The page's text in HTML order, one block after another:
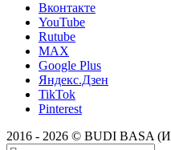
Вконтакте
YouTube
Rutube
MAX
Google Plus
Яндекс.Дзен
TikTok
Pinterest
2016 - 2026 © BUDI BASA